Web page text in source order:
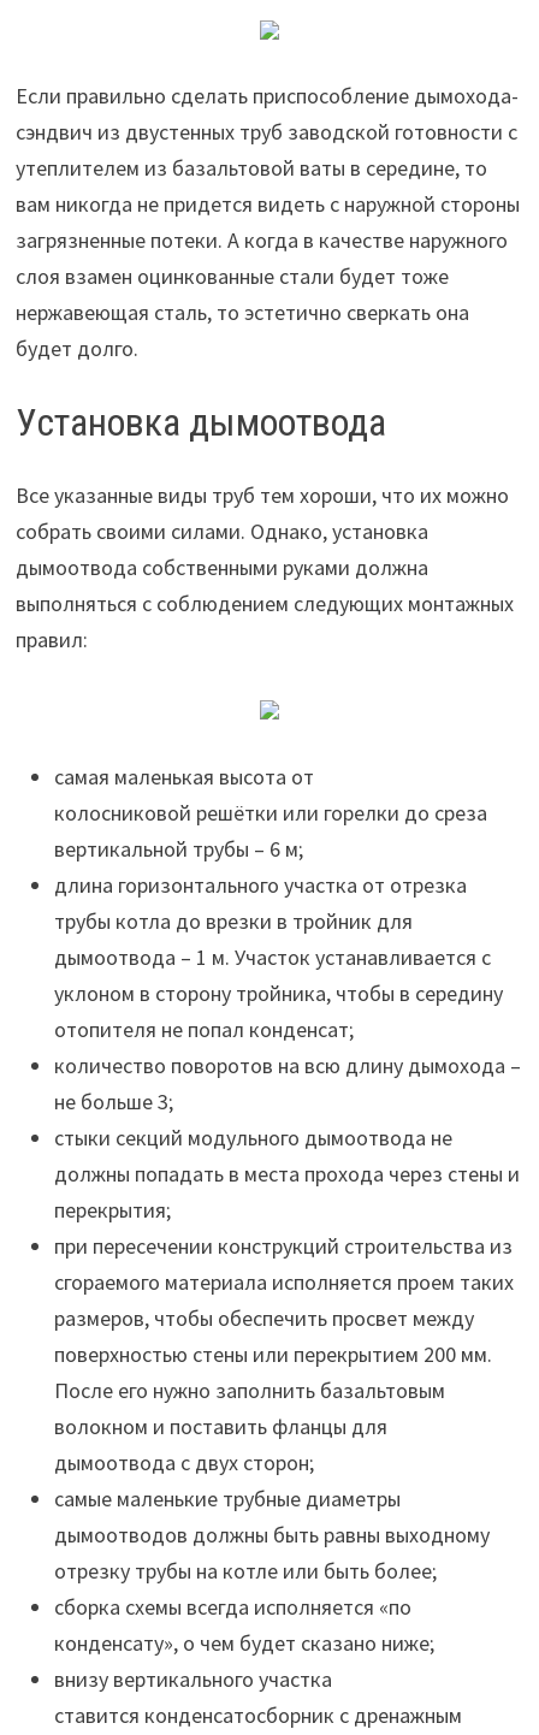
Если правильно сделать приспособление дымохода-
сэндвич из двустенных труб заводской готовности с
утеплителем из базальтовой ваты в середине, то
вам никогда не придется видеть с наружной стороны
загрязненные потеки. А когда в качестве наружного
слоя взамен оцинкованные стали будет тоже
нержавеющая сталь, то эстетично сверкать она
будет долго.
Установка дымоотвода
Все указанные виды труб тем хороши, что их можно
собрать своими силами. Однако, установка
дымоотвода собственными руками должна
выполняться с соблюдением следующих монтажных
правил:
самая маленькая высота от
колосниковой решётки или горелки до среза
вертикальной трубы – 6 м;
длина горизонтального участка от отрезка
трубы котла до врезки в тройник для
дымоотвода – 1 м. Участок устанавливается с
уклоном в сторону тройника, чтобы в середину
отопителя не попал конденсат;
количество поворотов на всю длину дымохода –
не больше 3;
стыки секций модульного дымоотвода не
должны попадать в места прохода через стены и
перекрытия;
при пересечении конструкций строительства из
сгораемого материала исполняется проем таких
размеров, чтобы обеспечить просвет между
поверхностью стены или перекрытием 200 мм.
После его нужно заполнить базальтовым
волокном и поставить фланцы для
дымоотвода с двух сторон;
самые маленькие трубные диаметры
дымоотводов должны быть равны выходному
отрезку трубы на котле или быть более;
сборка схемы всегда исполняется «по
конденсату», о чем будет сказано ниже;
внизу вертикального участка
ставится конденсатосборник с дренажным